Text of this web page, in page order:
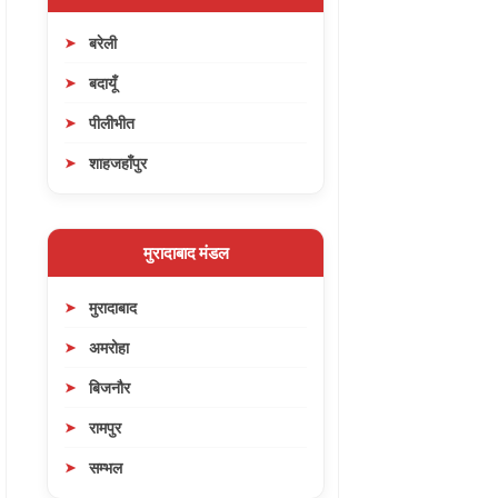
बरेली
बदायूँ
पीलीभीत
शाहजहाँपुर
मुरादाबाद मंडल
मुरादाबाद
अमरोहा
बिजनौर
रामपुर
सम्भल